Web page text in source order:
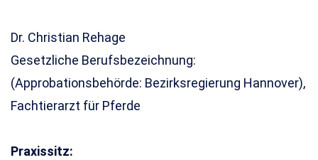
Dr. Christian Rehage
Gesetzliche Berufsbezeichnung:
(Approbationsbehörde: Bezirksregierung Hannover),
Fachtierarzt für Pferde
Praxissitz: